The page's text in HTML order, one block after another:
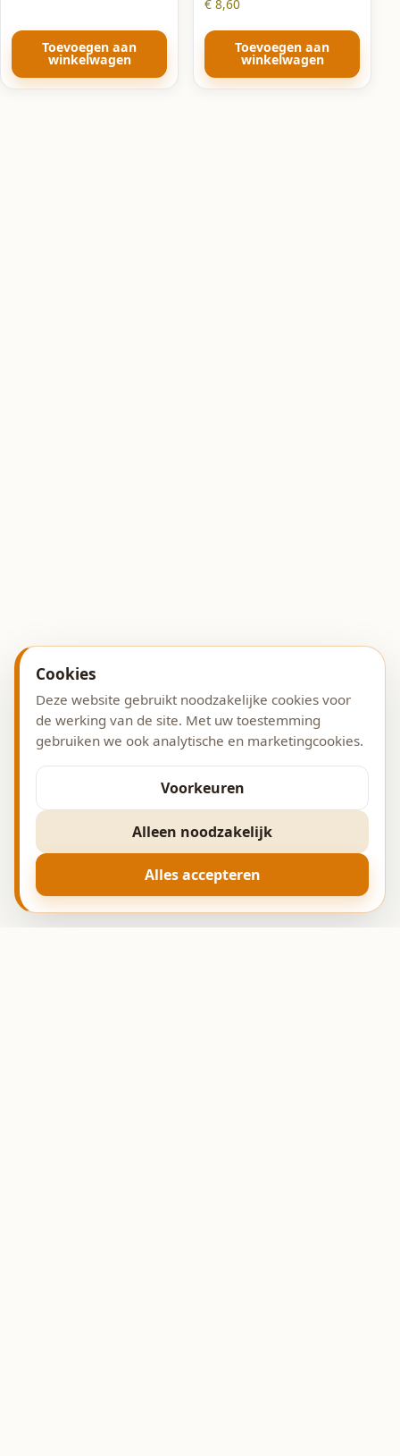
Toevoegen aan
winkelwagen
€ 8,60
Toevoegen aan
winkelwagen
Cookies
Deze website gebruikt noodzakelijke cookies voor
de werking van de site. Met uw toestemming
gebruiken we ook analytische en marketingcookies.
Voorkeuren
Alleen noodzakelijk
Alles accepteren